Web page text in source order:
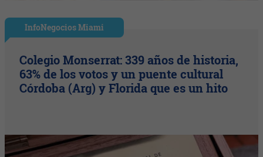
InfoNegocios Miami
Colegio Monserrat: 339 años de historia,
63% de los votos y un puente cultural
Córdoba (Arg) y Florida que es un hito